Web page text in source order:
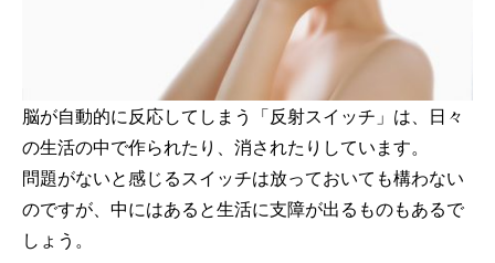
脳が自動的に反応してしまう「反射スイッチ」は、日々
の生活の中で作られたり、消されたりしています。
問題がないと感じるスイッチは放っておいても構わない
のですが、中にはあると生活に支障が出るものもあるで
しょう。